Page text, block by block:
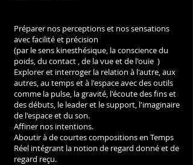
Préparer nos perceptions et nos sensations
avec facilité et précision
(par le sens kinesthésique, la conscience du
poids, du contact , de la vue et de l'ouïe  )
Explorer et interroger la relation à l'autre, aux
autres, au temps et à l'espace avec des outils
comme la pulse, la gravité, l'écoute des fins et
des débuts, le leader et le support, l'imaginaire
de l'espace et du son.
Affiner nos intentions.
Aboutir à de courtes compositions en Temps
Réel intégrant la notion de regard donné et de
regard reçu.